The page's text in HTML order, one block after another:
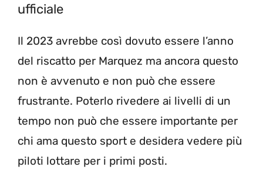
ufficiale
Il 2023 avrebbe così dovuto essere l’anno
del riscatto per Marquez ma ancora questo
non è avvenuto e non può che essere
frustrante. Poterlo rivedere ai livelli di un
tempo non può che essere importante per
chi ama questo sport e desidera vedere più
piloti lottare per i primi posti.